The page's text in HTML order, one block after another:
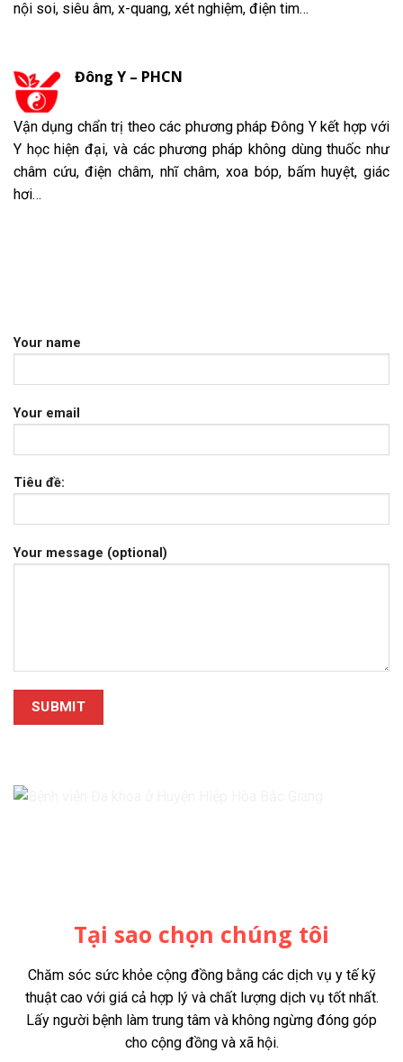
nội soi, siêu âm, x-quang, xét nghiệm, điện tim…
Đông Y – PHCN
Vận dụng chẩn trị theo các phương pháp Đông Y kết hợp với
Y học hiện đại, và các phương pháp không dùng thuốc như
châm cứu, điện châm, nhĩ châm, xoa bóp, bấm huyệt, giác
hơi…
Your name
Your email
Tiêu đề:
Your message (optional)
Tại sao chọn chúng tôi
Chăm sóc sức khỏe cộng đồng bằng các dịch vụ y tế kỹ
thuật cao với giá cả hợp lý và chất lượng dịch vụ tốt nhất.
Lấy người bệnh làm trung tâm và không ngừng đóng góp
cho cộng đồng và xã hội.